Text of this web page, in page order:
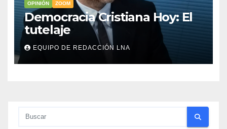
OPINIÓN ZOOM
Democracia Cristiana Hoy: El
tutelaje
EQUIPO DE REDACCIÓN LNA